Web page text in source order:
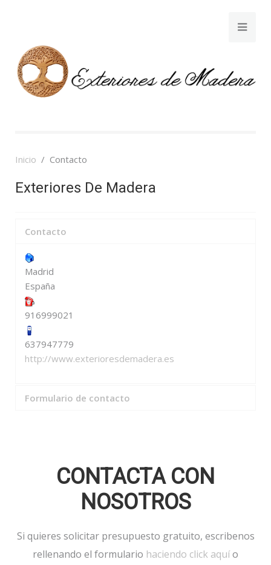
Inicio Contacto
Exteriores De Madera
Contacto
Madrid
España
916999021
637947779
http://www.exterioresdemadera.es
Formulario de contacto
Campo requerido
Nombre*
CONTACTA CON
NOSOTROS
Si quieres solicitar presupuesto gratuito, escribenos
rellenando el formulario haciendo click aquío